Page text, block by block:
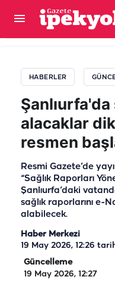
HABERLER
alacaklar
resmen
Resmi Gazete’de
“Sağlık Raporları
Şanlıurfa’daki
sağlık raporlarını e-
alabilecek.
Haber Merkezi
19 May 2026, 12:26
Güncelleme
19 May 2026, 12:27
Şanlıurfa'da emekli